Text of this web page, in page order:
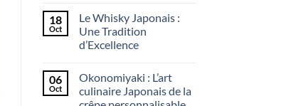
18
Oct
Le Whisky Japonais :
Une Tradition
d’Excellence
06
Oct
Okonomiyaki : L’art
culinaire Japonais de la